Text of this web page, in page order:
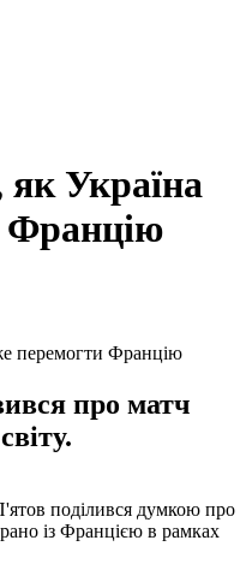
як Україна
Францію
про матч
поділився думкою про
із Францією в рамках